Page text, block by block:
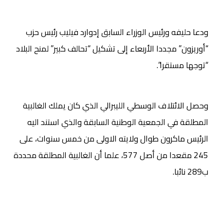
ودعا حليفه ورئيس الوزراء السابق إدوارد فيليب رئيس حزب
“أوريزون” مجددا الأربعاء إلى تشكيل “تحالف كبير” لمنح البلاد
“توجها مستقرا”.
وحصل الائتلاف الوسطي الليبرالي الذي كان يملك الغالبية
المطلقة في الجمعية الوطنية السابقة والذي استند اليه
الرئيس ماكرون طوال ولايته الاولى من خمس سنوات، على
245 مقعدا من أصل 577، علما أن الغالبية المطلقة محددة
ب289 نائبا.